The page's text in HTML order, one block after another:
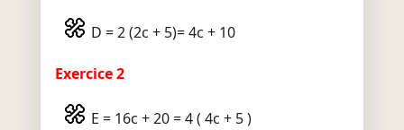
D = 2 (2c + 5)= 4c + 10
Exercice 2
E = 16c + 20 = 4 ( 4c + 5 )